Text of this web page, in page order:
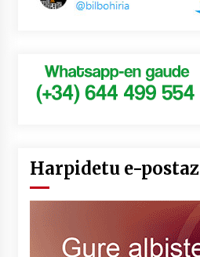
Harpidetu e-postaz